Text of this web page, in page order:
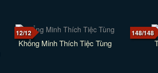
12/12
Khổng Minh Thích Tiệc Tùng
148/148